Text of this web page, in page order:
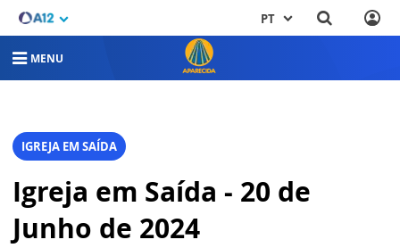
PT
MENU
IGREJA EM SAÍDA
Igreja em Saída - 20 de
Junho de 2024